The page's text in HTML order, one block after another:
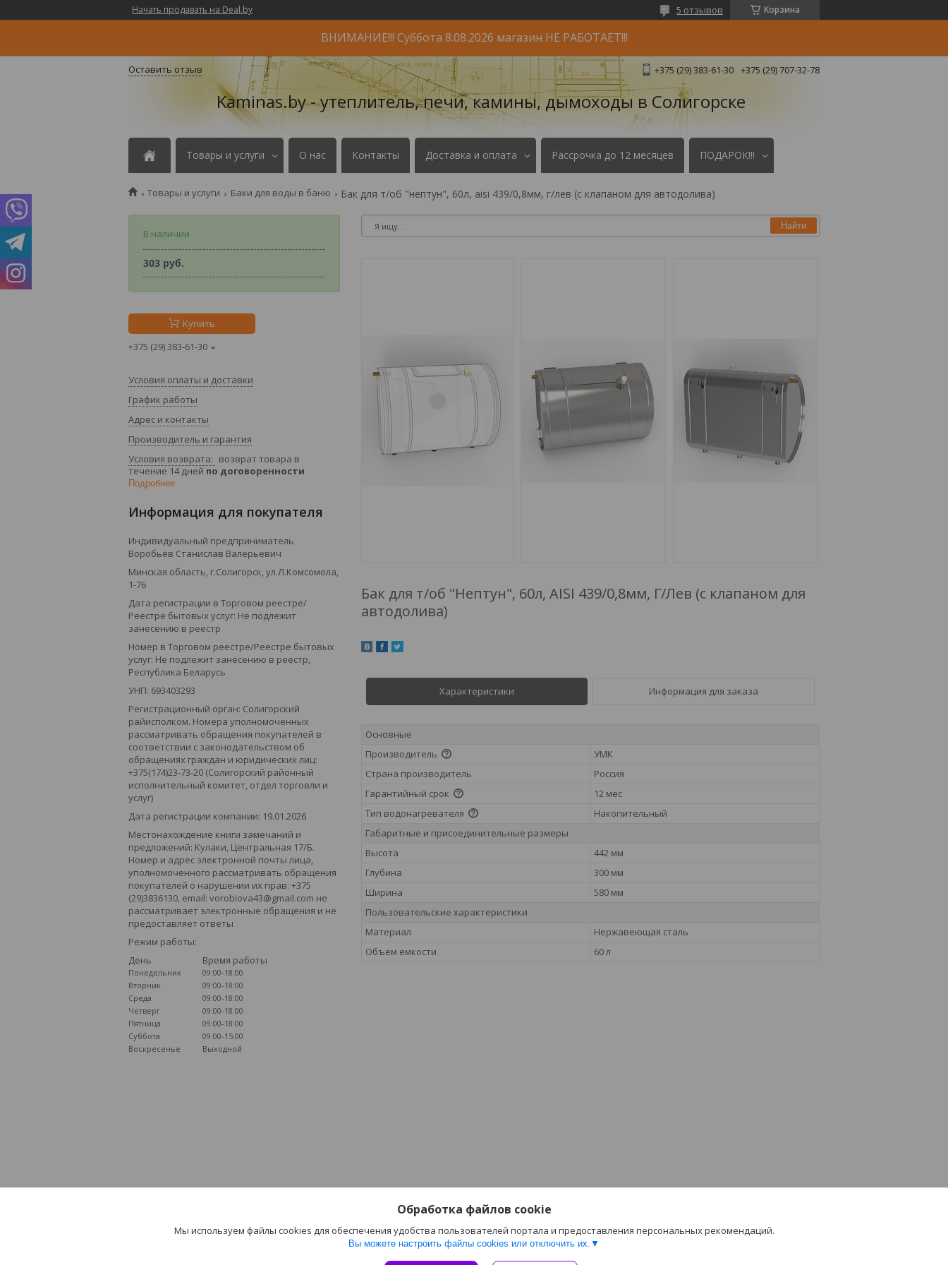
Начать продавать на Deal.by Корзина
5 отзывов
ВНИМАНИЕ!!! Суббота 8.08.2026 магазин НЕ РАБОТАЕТ!!!
Оставить отзыв +375 (29) 383-61-30 +375 (29) 707-32-78
Kaminas.by - утеплитель, печи, камины, дымоходы в Солигорске
Товары и услуги О нас Контакты Доставка и оплата Рассрочка до 12 месяцев ПОДАРОК!!!
Товары и услуги Баки для воды в баню Бак для т/об "нептун", 60л, aisi 439/0,8мм, г/лев (с клапаном для автодолива)
Найти
Бак для т/об "Нептун", 60л, AISI 439/0,8мм, Г/Лев (с клапаном для
автодолива)
Характеристики Информация для заказа
Основные
Производитель
УМК
Страна производитель
Россия
Гарантийный срок
12 мес
Тип водонагревателя
Накопительный
Габаритные и присоединительные размеры
Высота
442 мм
Глубина
300 мм
Ширина
580 мм
Пользовательские характеристики
Материал
Нержавеющая сталь
Объем емкости
60 л
В наличии
303 руб.
Купить
+375 (29) 383-61-30
Условия оплаты и доставки
График работы
Адрес и контакты
Производитель и гарантия
возврат товара в
течение 14 дней по договоренности
Подробнее
Информация для покупателя
Индивидуальный предприниматель
Воробьёв Станислав Валерьевич
Минская область, г.Солигорск, ул.Л.Комсомола,
1-76
Дата регистрации в Торговом реестре/
Реестре бытовых услуг: Не подлежит
занесению в реестр
Номер в Торговом реестре/Реестре бытовых
услуг: Не подлежит занесению в реестр,
Республика Беларусь
УНП: 693403293
Регистрационный орган: Солигорский
райисполком. Номера уполномоченных
рассматривать обращения покупателей в
соответствии с законодательством об
обращениях граждан и юридических лиц:
+375(174)23-73-20 (Солигорский районный
исполнительный комитет, отдел торговли и
услуг)
Дата регистрации компании: 19.01.2026
Местонахождение книги замечаний и
предложений: Кулаки, Центральная 17/Б.
Номер и адрес электронной почты лица,
уполномоченного рассматривать обращения
покупателей о нарушении их прав: +375
(29)3836130, email: vorobiova43@gmail.com не
рассматривает электронные обращения и не
предоставляет ответы
Режим работы:
День
Время работы
Понедельник
09:00-18:00
Вторник
09:00-18:00
Среда
09:00-18:00
Четверг
09:00-18:00
Пятница
09:00-18:00
Суббота
09:00-15:00
Воскресенье
Выходной
Обработка файлов cookie
Мы используем файлы cookies для обеспечения удобства пользователей портала и предоставления персональных рекомендаций.
Вы можете настроить файлы cookies или отключить их.